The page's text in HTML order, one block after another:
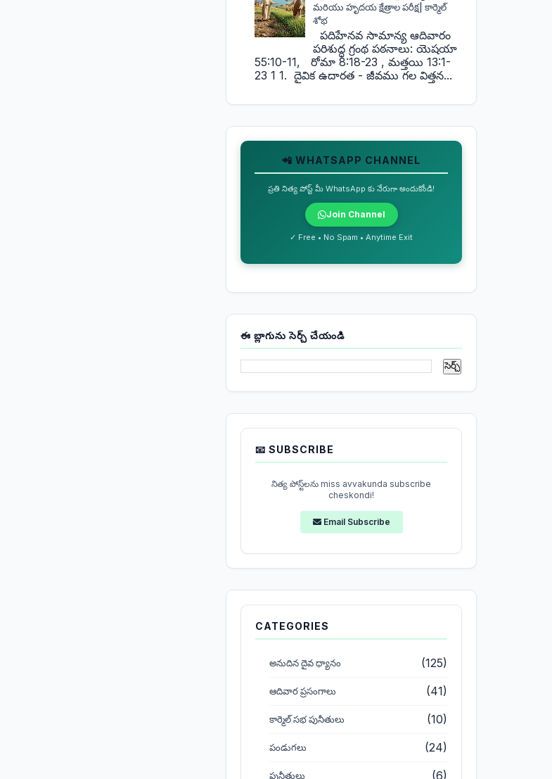
మరియు హృదయ క్షేత్రాల పరీక్ష| కార్మెల్
శోభ
పదిహేనవ సామాన్య ఆదివారం
పరిశుద్ధ గ్రంథ పఠనాలు: యెషయా
55:10-11, రోమా 8:18-23 , మత్తయి 13:1-
23 1 1. దైవిక ఉదారత - జీవము గల విత్తన...
📲 WHATSAPP CHANNEL
ప్రతి నిత్య పోస్ట్ మీ WhatsApp కు నేరుగా అందుకోండి!
Join Channel
✓ Free • No Spam • Anytime Exit
ఈ బ్లాగును సెర్చ్ చేయండి
📧 SUBSCRIBE
నిత్య పోస్ట్‌లను miss avvakunda subscribe
cheskondi!
Email Subscribe
CATEGORIES
అనుదిన దైవ ధ్యానం (125)
ఆదివార ప్రసంగాలు (41)
కార్మెల్ సభ పునీతులు (10)
పండుగలు (24)
పునీతులు (6)